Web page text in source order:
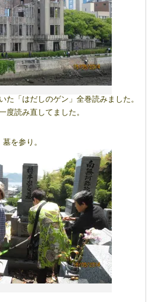
た「はだしのゲン」全巻読みました。
度読み直してました。
墓を参り。